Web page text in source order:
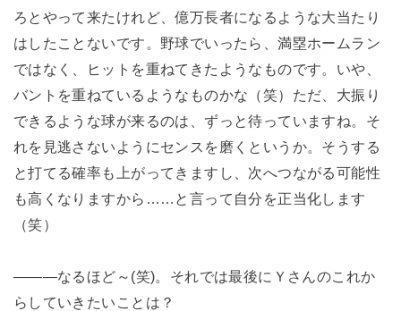
ろとやって来たけれど、億万長者になるような大当たり
はしたことないです。野球でいったら、満塁ホームラン
ではなく、ヒットを重ねてきたようなものです。いや、
バントを重ねているようなものかな（笑）ただ、大振り
できるような球が来るのは、ずっと待っていますね。そ
れを見逃さないようにセンスを磨くというか。そうする
と打てる確率も上がってきますし、次へつながる可能性
も高くなりますから……と言って自分を正当化します
（笑）
―――なるほど～(笑)。それでは最後にＹさんのこれか
らしていきたいことは？